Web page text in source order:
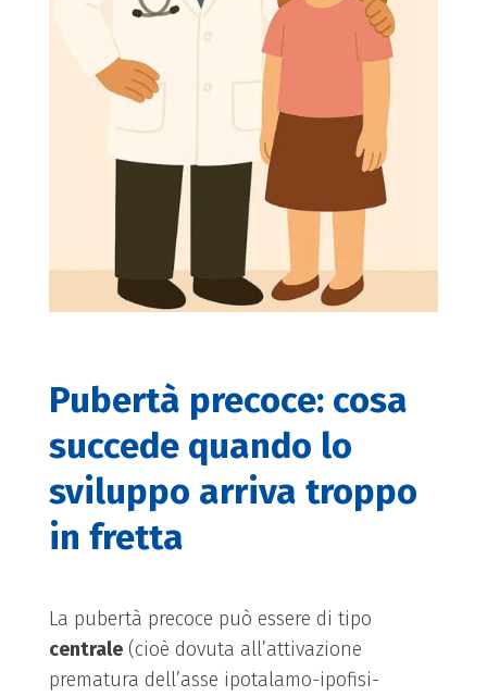
Pubertà precoce: cosa
succede quando lo
sviluppo arriva troppo
in fretta
La pubertà precoce può essere di tipo
centrale(cioè dovuta all’attivazione
prematura dell’asse ipotalamo-ipofisi-